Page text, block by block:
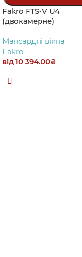
Fakro FTS-V U4
(двокамерне)
Мансардні вікна
Fakro
від 10 394.00₴